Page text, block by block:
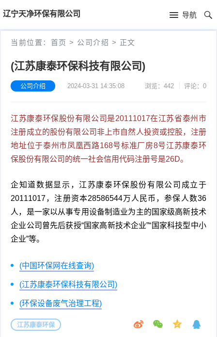
辽宁天净环保有限公司 导航
首
页
首
当前位置： 首页 > 公司介绍 > 正文
(江苏康泰环保科技有限公司)
公司介绍 2024-03-31 14:35:08 浏览：442 评论：0
江苏康泰环保股份有限公司是20111017在江苏省泰州市
注册成立的股份有限公司非上市自然人投资或控股，注册
地址位于泰州市凤凰西路168号标准厂房8号江苏康泰环
保股份有限公司的统一社会信用代码注册号是26D。
企知道数据显示，江苏康泰环保股份有限公司成立于
20111017，注册资本28586544万人民币，参保人数36
人，是一家以从事专用设备制造业为主的国家级高新技术
企业公司曾先后获授“国家高新技术企业”“国家科技型中小
企业”等。
(中国环保网在线查询)
(江苏康泰环保科技有限公司)
(环保设备废气治理工程)
江苏康泰环保